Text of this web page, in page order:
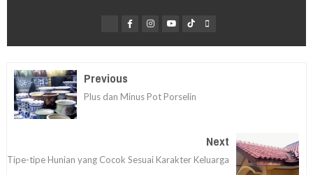
Previous
Plus dan Minus Pot Porselin
Next
Tipe-tipe Hunian yang Cocok Sesuai Karakter Keluarga